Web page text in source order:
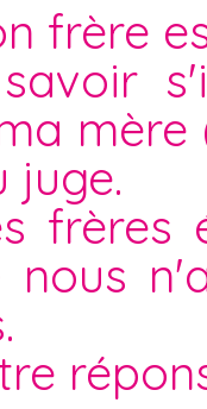
frère
juge.
nous